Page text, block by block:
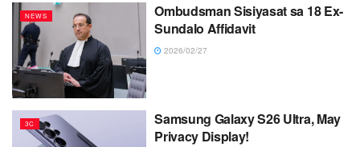
NEWS
Ombudsman Sisiyasat sa 18 Ex-
Sundalo Affidavit
2026/02/27
3C
Samsung Galaxy S26 Ultra, May
Privacy Display!